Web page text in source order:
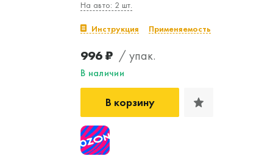
На авто: 2 шт.
Инструкция Применяемость
996 ₽ / упак.
В наличии
В корзину